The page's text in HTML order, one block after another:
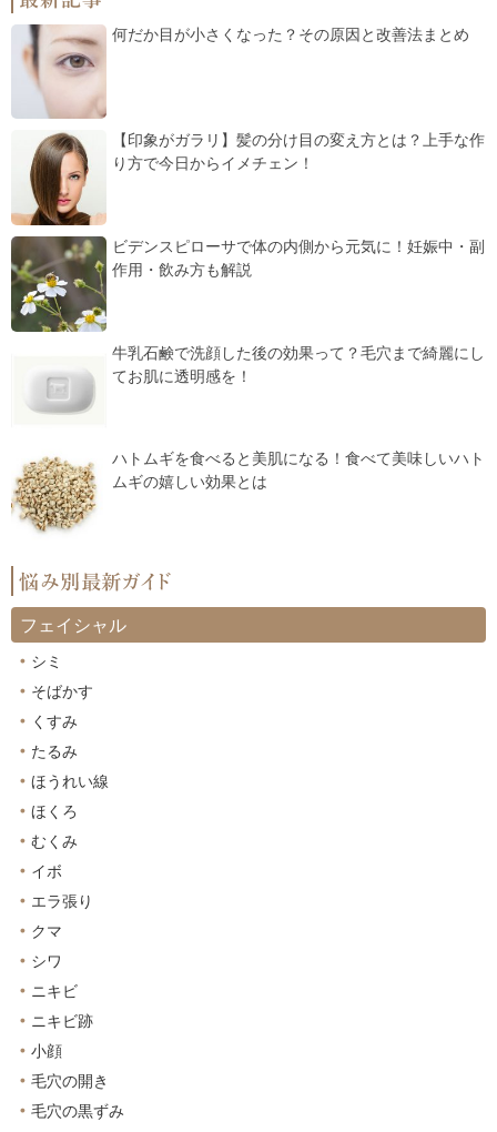
何だか目が小さくなった？その原因と改善法まとめ
【印象がガラリ】髪の分け目の変え方とは？上手な作
り方で今日からイメチェン！
ビデンスピローサで体の内側から元気に！妊娠中・副
作用・飲み方も解説
牛乳石鹸で洗顔した後の効果って？毛穴まで綺麗にし
てお肌に透明感を！
ハトムギを食べると美肌になる！食べて美味しいハト
ムギの嬉しい効果とは
フェイシャル
シミ
そばかす
くすみ
たるみ
ほうれい線
ほくろ
むくみ
イボ
エラ張り
クマ
シワ
ニキビ
ニキビ跡
小顔
毛穴の開き
毛穴の黒ずみ